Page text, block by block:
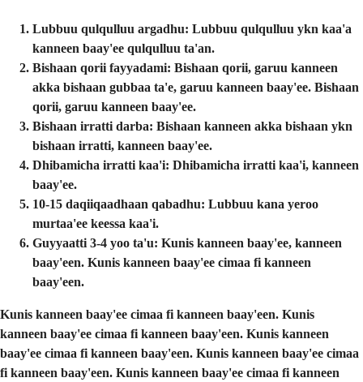
Lubbuu qulqulluu argadhu: Lubbuu qulqulluu ykn kaa'a
kanneen baay'ee qulqulluu ta'an.
Bishaan qorii fayyadami: Bishaan qorii, garuu kanneen
akka bishaan gubbaa ta'e, garuu kanneen baay'ee. Bishaan
qorii, garuu kanneen baay'ee.
Bishaan irratti darba: Bishaan kanneen akka bishaan ykn
bishaan irratti, kanneen baay'ee.
Dhibamicha irratti kaa'i: Dhibamicha irratti kaa'i, kanneen
baay'ee.
10-15 daqiiqaadhaan qabadhu: Lubbuu kana yeroo
murtaa'ee keessa kaa'i.
Guyyaatti 3-4 yoo ta'u: Kunis kanneen baay'ee, kanneen
baay'een. Kunis kanneen baay'ee cimaa fi kanneen
baay'een.
Kunis kanneen baay'ee cimaa fi kanneen baay'een. Kunis
kanneen baay'ee cimaa fi kanneen baay'een. Kunis kanneen
baay'ee cimaa fi kanneen baay'een. Kunis kanneen baay'ee cimaa
fi kanneen baay'een. Kunis kanneen baay'ee cimaa fi kanneen